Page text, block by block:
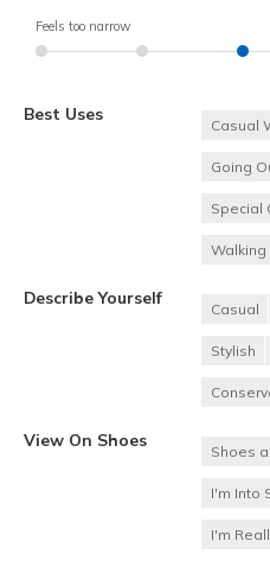
Feels too narrow
Best Uses
Casual
Going
Special
Walking
Describe Yourself
Casual
Stylish
View On Shoes
Shoes
I'm Into
I'm